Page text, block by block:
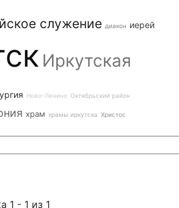
служение диакон иерей
Иркутская
Ново-Ленино Октябрьский район
храм храмы иркутска Христос
1 - 1 из 1